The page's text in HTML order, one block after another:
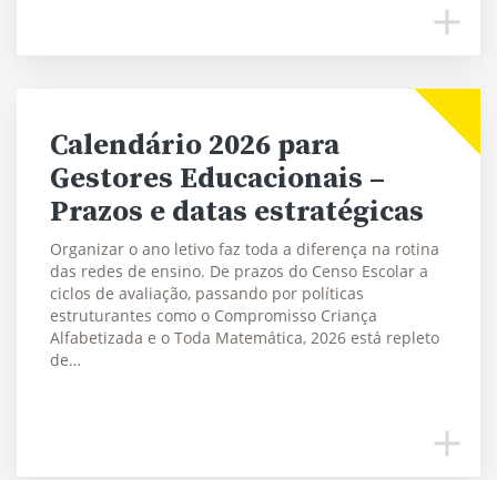
Calendário 2026 para
Gestores Educacionais –
Prazos e datas estratégicas
Organizar o ano letivo faz toda a diferença na rotina
das redes de ensino. De prazos do Censo Escolar a
ciclos de avaliação, passando por políticas
estruturantes como o Compromisso Criança
Alfabetizada e o Toda Matemática, 2026 está repleto
de…